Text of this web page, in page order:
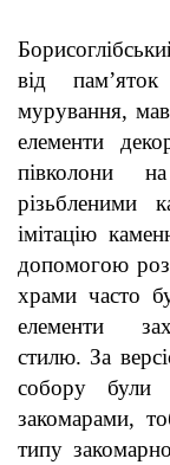
від
мурування,
елементи
півколони
різьбленими
імітацію
допомогою
храми часто
елементи
стилю. За
собору були
закомарами,
типу